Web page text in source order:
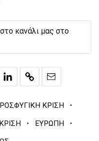
κανάλι μας στο
ΚΡΙΣΗ ·
ΚΡΙΣΗ · ΕΥΡΩΠΗ ·